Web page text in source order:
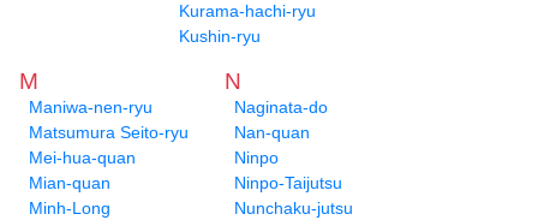
Kurama-hachi-ryu
Kushin-ryu
M
Maniwa-nen-ryu
Matsumura Seito-ryu
Mei-hua-quan
Mian-quan
Minh-Long
N
Naginata-do
Nan-quan
Ninpo
Ninpo-Taijutsu
Nunchaku-jutsu